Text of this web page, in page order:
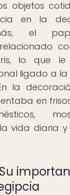
objetos
en la
el
lo que
ligado a la
la
en
vida diaria